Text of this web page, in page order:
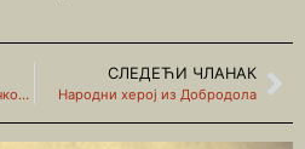
Омиљена наставница физичког из “Душана”
СЛЕДЕЋИ ЧЛАНАК
Народни херој из Добродола